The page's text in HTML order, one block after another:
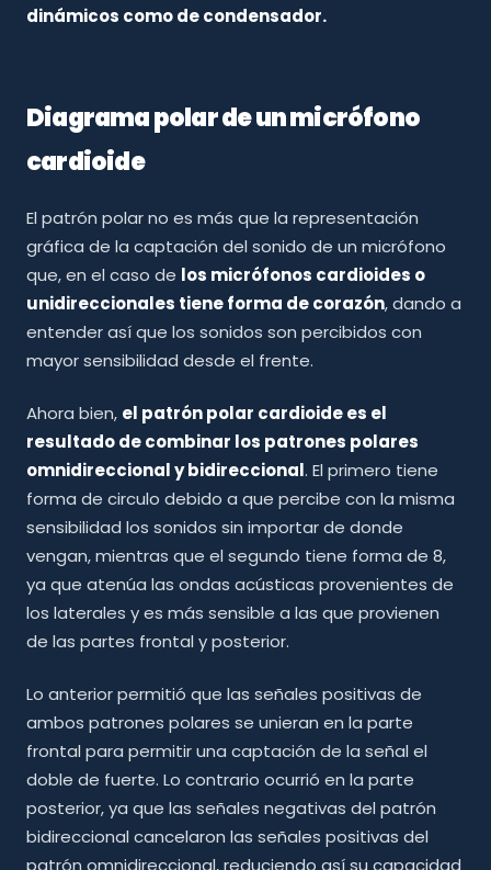
dinámicos como de condensador.
Diagrama polar de un micrófono
cardioide
El patrón polar no es más que la representación
gráfica de la captación del sonido de un micrófono
que, en el caso de los micrófonos cardioides o
unidireccionales tiene forma de corazón, dando a
entender así que los sonidos son percibidos con
mayor sensibilidad desde el frente.
Ahora bien, el patrón polar cardioide es el
resultado de combinar los patrones polares
omnidireccional y bidireccional. El primero tiene
forma de circulo debido a que percibe con la misma
sensibilidad los sonidos sin importar de donde
vengan, mientras que el segundo tiene forma de 8,
ya que atenúa las ondas acústicas provenientes de
los laterales y es más sensible a las que provienen
de las partes frontal y posterior.
Lo anterior permitió que las señales positivas de
ambos patrones polares se unieran en la parte
frontal para permitir una captación de la señal el
doble de fuerte. Lo contrario ocurrió en la parte
posterior, ya que las señales negativas del patrón
bidireccional cancelaron las señales positivas del
patrón omnidireccional, reduciendo así su capacidad